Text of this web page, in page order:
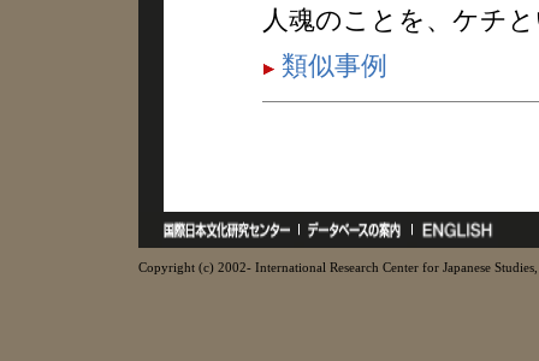
人魂のことを、ケチ
類似事例
Copyright (c) 2002- International Research Center for Japanese